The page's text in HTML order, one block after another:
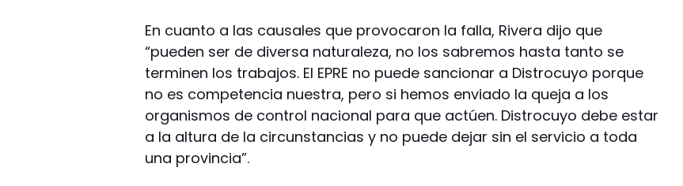
En cuanto a las causales que provocaron la falla, Rivera dijo que
“pueden ser de diversa naturaleza, no los sabremos hasta tanto se
terminen los trabajos. El EPRE no puede sancionar a Distrocuyo porque
no es competencia nuestra, pero si hemos enviado la queja a los
organismos de control nacional para que actúen. Distrocuyo debe estar
a la altura de la circunstancias y no puede dejar sin el servicio a toda
una provincia”.